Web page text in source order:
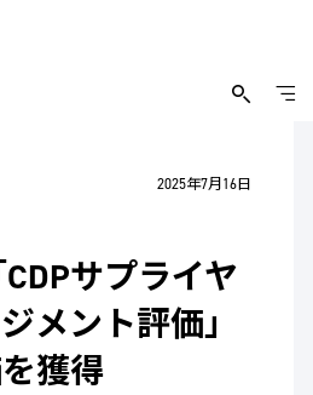
2025年7月16日
サプライヤ
メント評価」
獲得